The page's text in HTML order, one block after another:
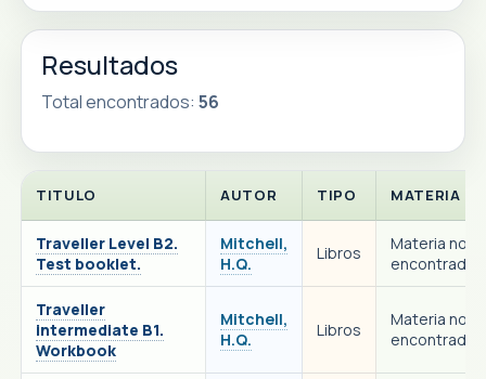
Resultados
Total encontrados: 56
TITULO AUTOR TIPO MATERIA
Traveller Level B2.
Test booklet.
Mitchell,
H.Q.
Libros
Materia no
encontrada
Traveller
intermediate B1.
Workbook
Mitchell,
H.Q.
Libros
Materia no
encontrada